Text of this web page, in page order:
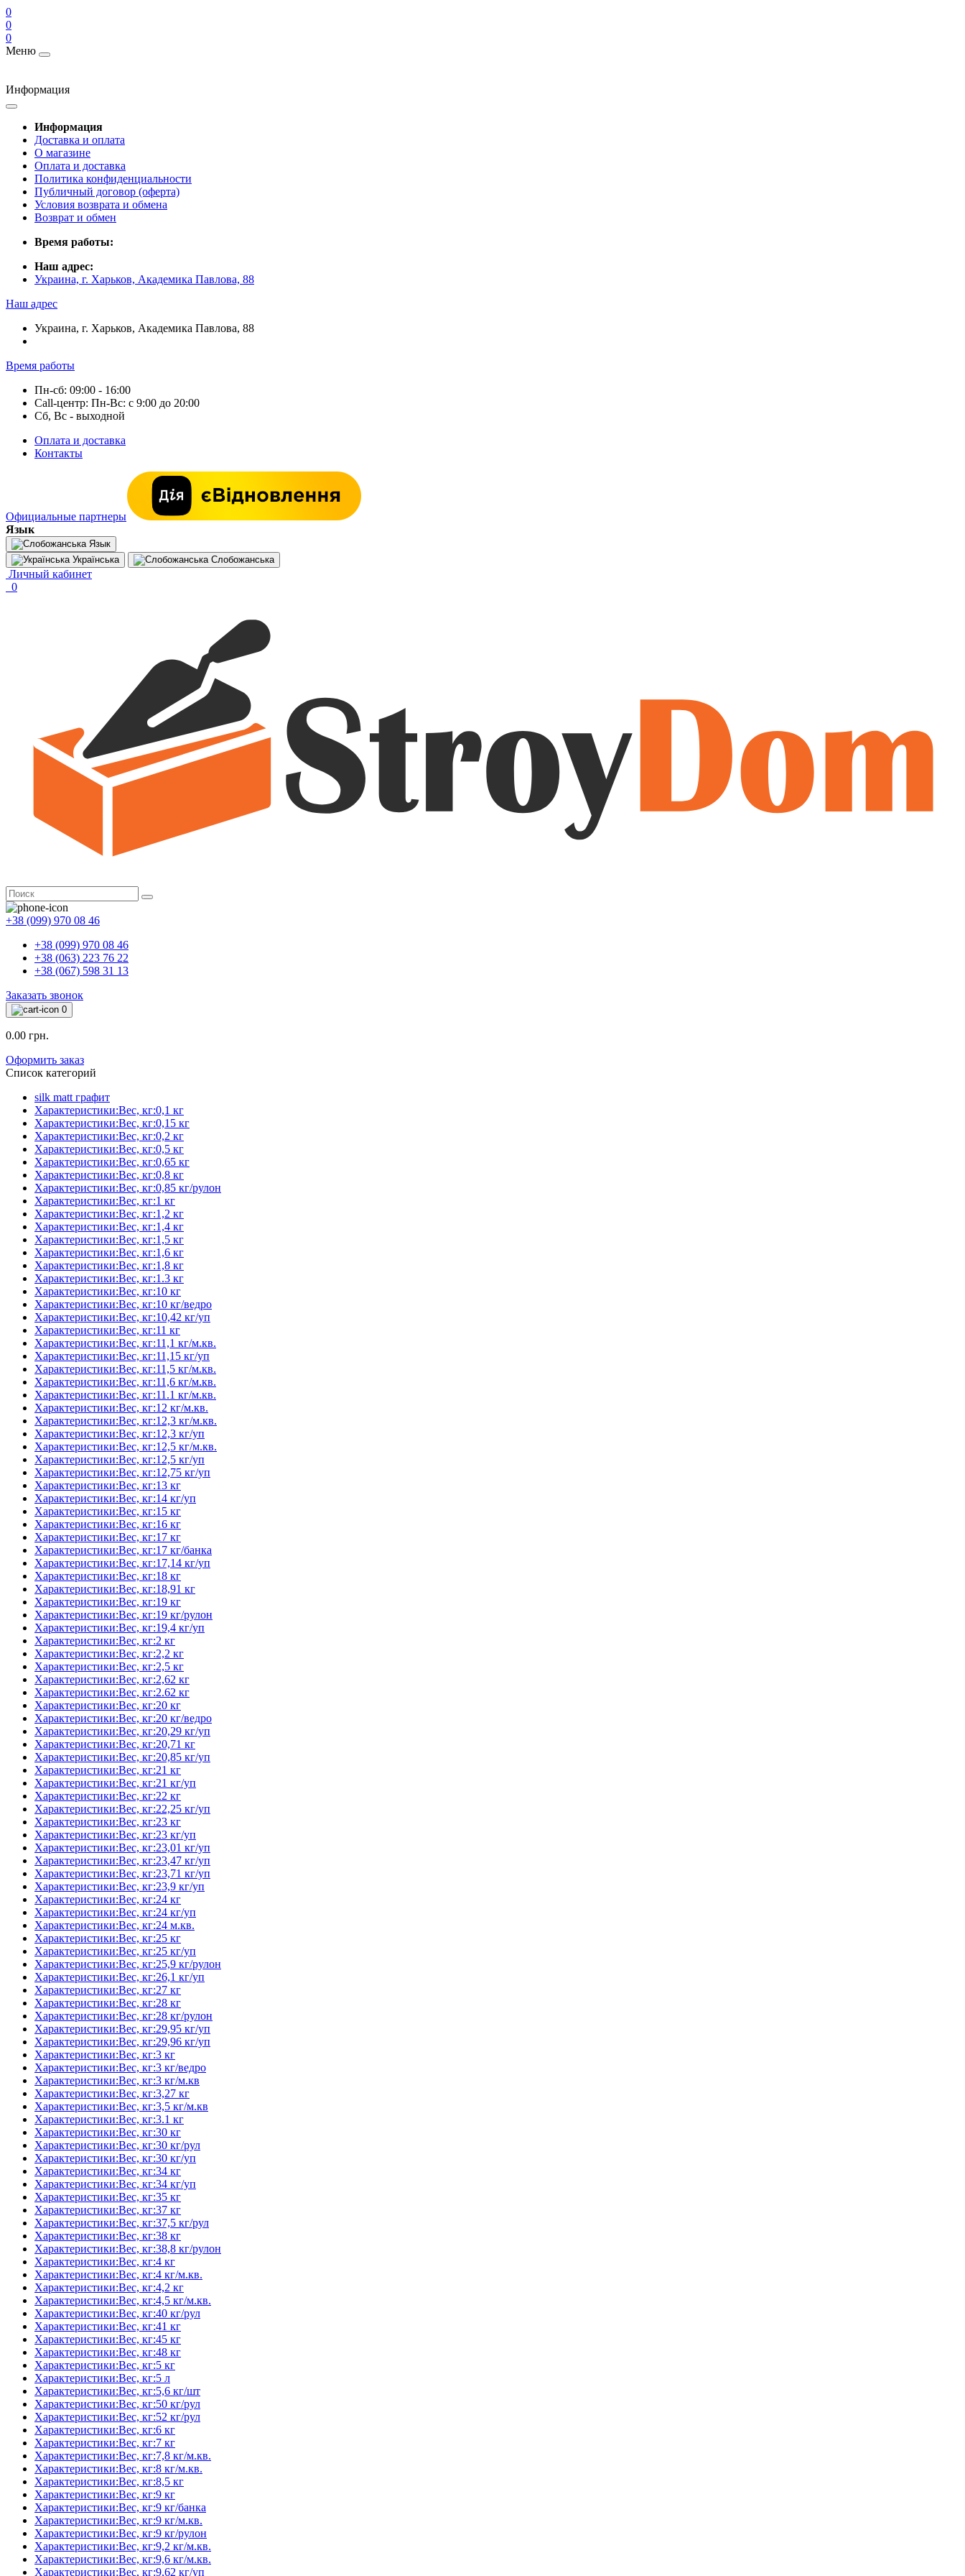
0
0
0
Меню
Информация
Информация
Доставка и оплата
О магазине
Оплата и доставка
Политика конфиденциальности
Публичный договор (оферта)
Условия возврата и обмена
Возврат и обмен
Время работы:
Наш адрес:
Украина, г. Харьков, Академика Павлова, 88
Наш адрес
Украина, г. Харьков, Академика Павлова, 88
Время работы
Пн-сб: 09:00 - 16:00
Call-центр: Пн-Вс: с 9:00 до 20:00
Сб, Вс - выходной
Оплата и доставка
Контакты
Официальные партнеры
Язык
Язык
Українська
Слобожанська
Личный кабинет
0
+38 (099) 970 08 46
+38 (099) 970 08 46
+38 (063) 223 76 22
+38 (067) 598 31 13
Заказать звонок
0
0.00 грн.
Оформить заказ
Список категорий
silk matt графит
Характеристики:Вес, кг:0,1 кг
Характеристики:Вес, кг:0,15 кг
Характеристики:Вес, кг:0,2 кг
Характеристики:Вес, кг:0,5 кг
Характеристики:Вес, кг:0,65 кг
Характеристики:Вес, кг:0,8 кг
Характеристики:Вес, кг:0,85 кг/рулон
Характеристики:Вес, кг:1 кг
Характеристики:Вес, кг:1,2 кг
Характеристики:Вес, кг:1,4 кг
Характеристики:Вес, кг:1,5 кг
Характеристики:Вес, кг:1,6 кг
Характеристики:Вес, кг:1,8 кг
Характеристики:Вес, кг:1.3 кг
Характеристики:Вес, кг:10 кг
Характеристики:Вес, кг:10 кг/ведро
Характеристики:Вес, кг:10,42 кг/уп
Характеристики:Вес, кг:11 кг
Характеристики:Вес, кг:11,1 кг/м.кв.
Характеристики:Вес, кг:11,15 кг/уп
Характеристики:Вес, кг:11,5 кг/м.кв.
Характеристики:Вес, кг:11,6 кг/м.кв.
Характеристики:Вес, кг:11.1 кг/м.кв.
Характеристики:Вес, кг:12 кг/м.кв.
Характеристики:Вес, кг:12,3 кг/м.кв.
Характеристики:Вес, кг:12,3 кг/уп
Характеристики:Вес, кг:12,5 кг/м.кв.
Характеристики:Вес, кг:12,5 кг/уп
Характеристики:Вес, кг:12,75 кг/уп
Характеристики:Вес, кг:13 кг
Характеристики:Вес, кг:14 кг/уп
Характеристики:Вес, кг:15 кг
Характеристики:Вес, кг:16 кг
Характеристики:Вес, кг:17 кг
Характеристики:Вес, кг:17 кг/банка
Характеристики:Вес, кг:17,14 кг/уп
Характеристики:Вес, кг:18 кг
Характеристики:Вес, кг:18,91 кг
Характеристики:Вес, кг:19 кг
Характеристики:Вес, кг:19 кг/рулон
Характеристики:Вес, кг:19,4 кг/уп
Характеристики:Вес, кг:2 кг
Характеристики:Вес, кг:2,2 кг
Характеристики:Вес, кг:2,5 кг
Характеристики:Вес, кг:2,62 кг
Характеристики:Вес, кг:2.62 кг
Характеристики:Вес, кг:20 кг
Характеристики:Вес, кг:20 кг/ведро
Характеристики:Вес, кг:20,29 кг/уп
Характеристики:Вес, кг:20,71 кг
Характеристики:Вес, кг:20,85 кг/уп
Характеристики:Вес, кг:21 кг
Характеристики:Вес, кг:21 кг/уп
Характеристики:Вес, кг:22 кг
Характеристики:Вес, кг:22,25 кг/уп
Характеристики:Вес, кг:23 кг
Характеристики:Вес, кг:23 кг/уп
Характеристики:Вес, кг:23,01 кг/уп
Характеристики:Вес, кг:23,47 кг/уп
Характеристики:Вес, кг:23,71 кг/уп
Характеристики:Вес, кг:23,9 кг/уп
Характеристики:Вес, кг:24 кг
Характеристики:Вес, кг:24 кг/уп
Характеристики:Вес, кг:24 м.кв.
Характеристики:Вес, кг:25 кг
Характеристики:Вес, кг:25 кг/уп
Характеристики:Вес, кг:25,9 кг/рулон
Характеристики:Вес, кг:26,1 кг/уп
Характеристики:Вес, кг:27 кг
Характеристики:Вес, кг:28 кг
Характеристики:Вес, кг:28 кг/рулон
Характеристики:Вес, кг:29,95 кг/уп
Характеристики:Вес, кг:29,96 кг/уп
Характеристики:Вес, кг:3 кг
Характеристики:Вес, кг:3 кг/ведро
Характеристики:Вес, кг:3 кг/м.кв
Характеристики:Вес, кг:3,27 кг
Характеристики:Вес, кг:3,5 кг/м.кв
Характеристики:Вес, кг:3.1 кг
Характеристики:Вес, кг:30 кг
Характеристики:Вес, кг:30 кг/рул
Характеристики:Вес, кг:30 кг/уп
Характеристики:Вес, кг:34 кг
Характеристики:Вес, кг:34 кг/уп
Характеристики:Вес, кг:35 кг
Характеристики:Вес, кг:37 кг
Характеристики:Вес, кг:37,5 кг/рул
Характеристики:Вес, кг:38 кг
Характеристики:Вес, кг:38,8 кг/рулон
Характеристики:Вес, кг:4 кг
Характеристики:Вес, кг:4 кг/м.кв.
Характеристики:Вес, кг:4,2 кг
Характеристики:Вес, кг:4,5 кг/м.кв.
Характеристики:Вес, кг:40 кг/рул
Характеристики:Вес, кг:41 кг
Характеристики:Вес, кг:45 кг
Характеристики:Вес, кг:48 кг
Характеристики:Вес, кг:5 кг
Характеристики:Вес, кг:5 л
Характеристики:Вес, кг:5,6 кг/шт
Характеристики:Вес, кг:50 кг/рул
Характеристики:Вес, кг:52 кг/рул
Характеристики:Вес, кг:6 кг
Характеристики:Вес, кг:7 кг
Характеристики:Вес, кг:7,8 кг/м.кв.
Характеристики:Вес, кг:8 кг/м.кв.
Характеристики:Вес, кг:8,5 кг
Характеристики:Вес, кг:9 кг
Характеристики:Вес, кг:9 кг/банка
Характеристики:Вес, кг:9 кг/м.кв.
Характеристики:Вес, кг:9 кг/рулон
Характеристики:Вес, кг:9,2 кг/м.кв.
Характеристики:Вес, кг:9,6 кг/м.кв.
Характеристики:Вес, кг:9,62 кг/уп